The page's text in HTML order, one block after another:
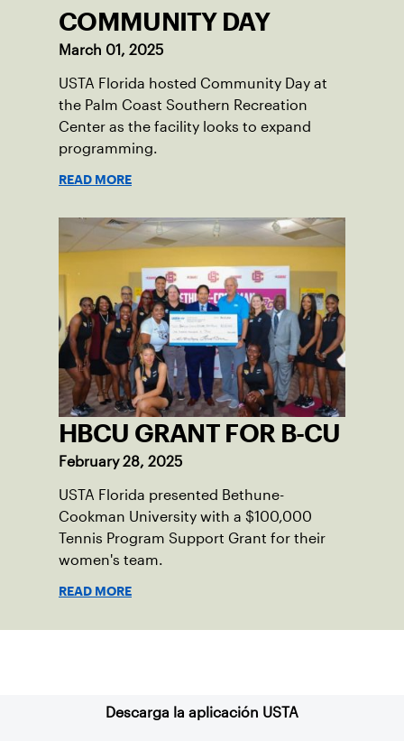
COMMUNITY DAY
March 01, 2025
USTA Florida hosted Community Day at
the Palm Coast Southern Recreation
Center as the facility looks to expand
programming.
READ MORE
HBCU GRANT FOR B-CU
February 28, 2025
USTA Florida presented Bethune-
Cookman University with a $100,000
Tennis Program Support Grant for their
women's team.
READ MORE
Descarga la aplicación USTA